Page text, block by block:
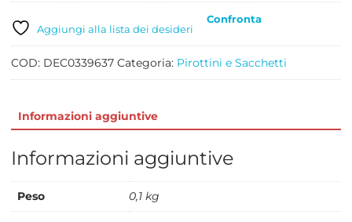
PZ
200
quantità
Aggiungi alla lista dei desideri
Confronta
COD: DEC0339637 Categoria: Pirottini e Sacchetti
Informazioni aggiuntive
Informazioni aggiuntive
Peso 0,1 kg